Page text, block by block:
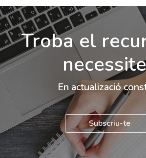
Troba el
En actualizació
Subscriu-te